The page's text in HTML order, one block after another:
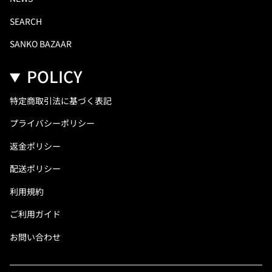
SEARCH
SANKO BAZAAR
POLICY
特定商取引法に基づく表記
プライバシーポリシー
返金ポリシー
配送ポリシー
利用規約
ご利用ガイド
お問い合わせ